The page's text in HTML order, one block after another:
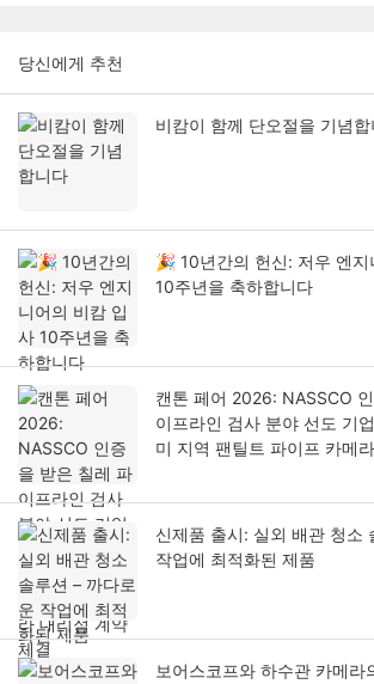
당신에게 추천
비캄이 함께 단오절을 기념
🎉 10년간의 헌신: 저우 엔
10주년을 축하합니다
캔톤 페어 2026: NASSCO
이프라인 검사 분야 선도 기
미 지역 팬틸트 파이프 카메
신제품 출시: 실외 배관 청소
작업에 최적화된 제품
보어스코프와 하수관 카메라